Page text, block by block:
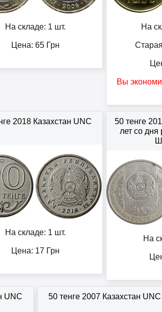
На складе: 1 шт.
Цена: 65Грн
На
Вы
2018 Казахстан UNC
На складе: 1 шт.
Цена: 17 Грн
50 тенге
лет со
На
UNC 50 тенге 2007 Казахстан UNC